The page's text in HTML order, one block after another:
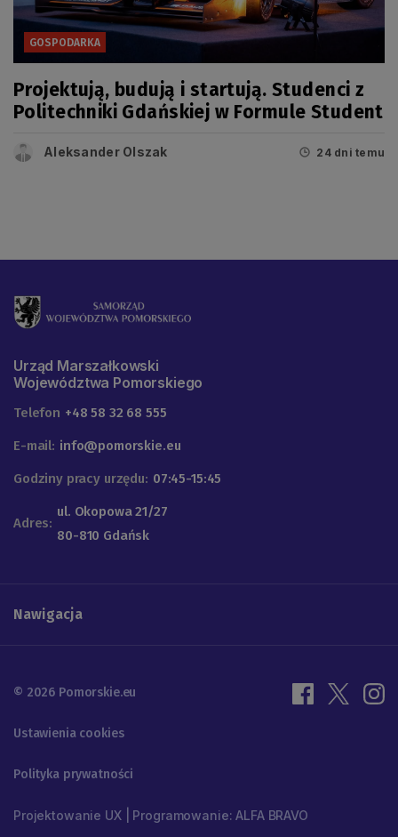
GOSPODARKA
Projektują, budują i startują. Studenci z
Politechniki Gdańskiej w Formule Student
Aleksander Olszak 24 dni temu
Urząd Marszałkowski
Województwa Pomorskiego
Telefon +48 58 32 68 555
E-mail: info@pomorskie.eu
Godziny pracy urzędu: 07:45-15:45
Adres:
ul. Okopowa 21/27
80-810 Gdańsk
Nawigacja
© 2026 Pomorskie.eu
Ustawienia cookies
Polityka prywatności
Projektowanie UX | Programowanie: ALFA BRAVO